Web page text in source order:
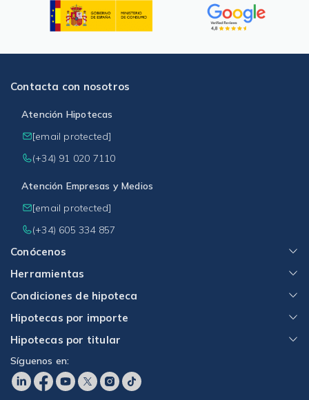
Conócenos
Herramientas
Condiciones de hipoteca
Hipotecas por importe
Hipotecas por titular
Contacta con nosotros
Atención Hipotecas
[email protected]
(+34) 91 020 7110
Atención Empresas y Medios
[email protected]
(+34) 605 334 857
Síguenos en: